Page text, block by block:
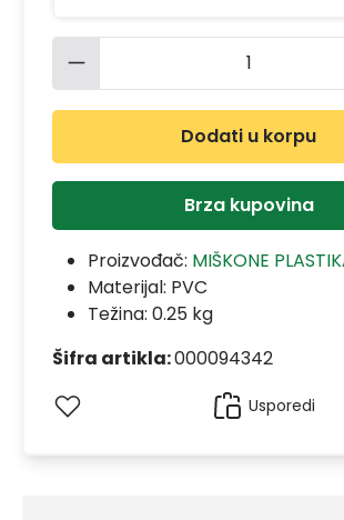
Količina proizvoda:
Dodati u korpu
Brza kupovina
Proizvođač: MIŠKONE
Materijal: PVC
Težina: 0.25 kg
Šifra artikla:000094342
Usporedi